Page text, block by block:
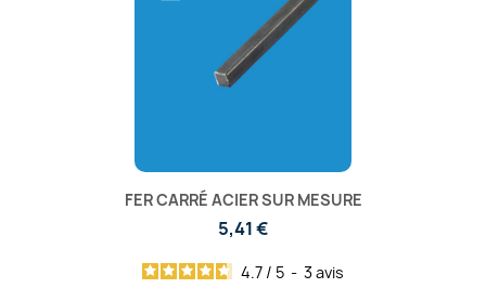
FER CARRÉ ACIER SUR MESURE
5,41 €
4.7 / 5 - 3avis